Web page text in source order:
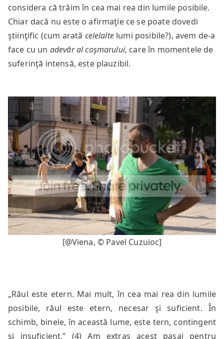
considera că trăim în cea mai rea din lumile posibile.
Chiar dacă nu este o afirmaţie ce se poate dovedi
ştiinţific (cum arată celelaltelumi posibile?), avem de-a
face cu un adevăr al coşmarului, care în momentele de
suferinţă intensă, este plauzibil.
[@Viena, © Pavel Cuzuioc]
„Răul este etern. Mai mult, în cea mai rea din lumile
posibile, răul este etern, necesar şi suficient. În
schimb, binele, în această lume, este tern, contingent
şi insuficient.” (4) Am extras acest pasaj pentru